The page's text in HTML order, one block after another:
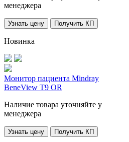
менеджера
Узнать цену Получить КП
Новинка
Монитор пациента Mindray
BeneView T9 OR
Наличие товара уточняйте у
менеджера
Узнать цену Получить КП